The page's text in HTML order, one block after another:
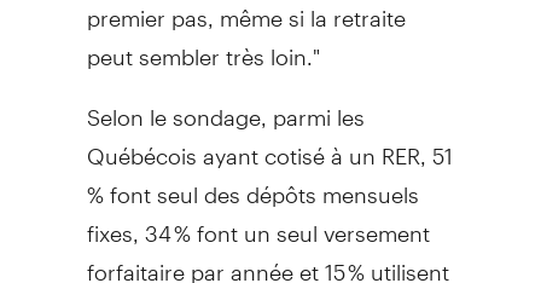
peut sembler très loin."
Selon le sondage, parmi les
Québécois ayant cotisé à un RER, 51
% font seul des dépôts mensuels
fixes, 34 % font un seul versement
forfaitaire par année et 15 % utilisent